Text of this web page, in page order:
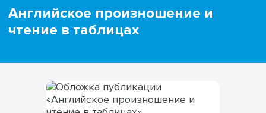
Английское произношение и
чтение в таблицах